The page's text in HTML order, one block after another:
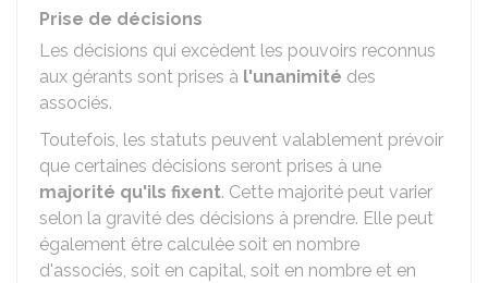
Prise de décisions
Les décisions qui excèdent les pouvoirs reconnus
aux gérants sont prises à l'unanimité des
associés.
Toutefois, les statuts peuvent valablement prévoir
que certaines décisions seront prises à une
majorité qu'ils fixent. Cette majorité peut varier
selon la gravité des décisions à prendre. Elle peut
également être calculée soit en nombre
d'associés, soit en capital, soit en nombre et en